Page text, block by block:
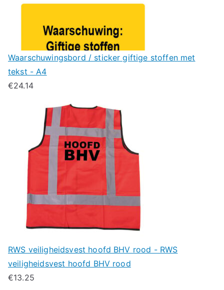
Waarschuwingsbord / sticker giftige stoffen met
tekst - A4
€24.14
RWS veiligheidsvest hoofd BHV rood - RWS
veiligheidsvest hoofd BHV rood
€13.25